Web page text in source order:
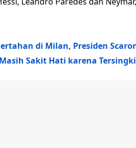
di Milan, Presiden
Sakit Hati karena